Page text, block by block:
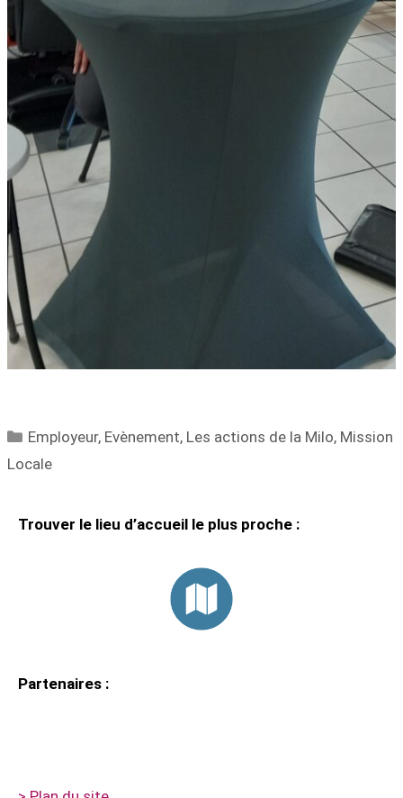
Employeur, Evènement, Les actions de la Milo, Mission
Locale
Trouver le lieu d’accueil le plus proche :
Partenaires :